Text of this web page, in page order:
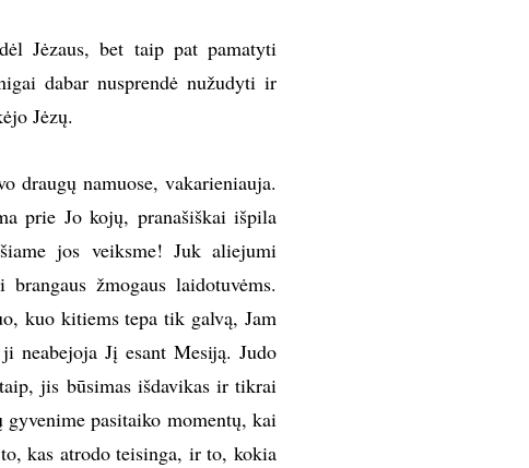
Jėzaus, bet taip pat pamatyti
dabar nusprendė nužudyti ir
Jėzų.
namuose, vakarieniauja.
prie Jo kojų, pranašiškai išpila
jos veiksme! Juk aliejumi
žmogaus laidotuvėms.
kuo kitiems tepa tik galvą, Jam
neabejoja Jį esant Mesiją. Judo
jis būsimas išdavikas ir tikrai
pasitaiko momentų, kai
kas atrodo teisinga, ir to, kokia